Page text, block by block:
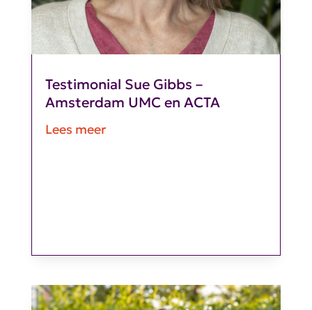
Testimonial Sue Gibbs –
Amsterdam UMC en ACTA
Lees meer